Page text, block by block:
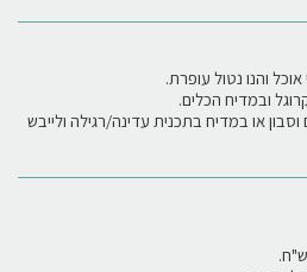
והנו נטול עופרת.
ובמדיח הכלים.
או במדיח בתכנית עדינה/רגילה ולייבש